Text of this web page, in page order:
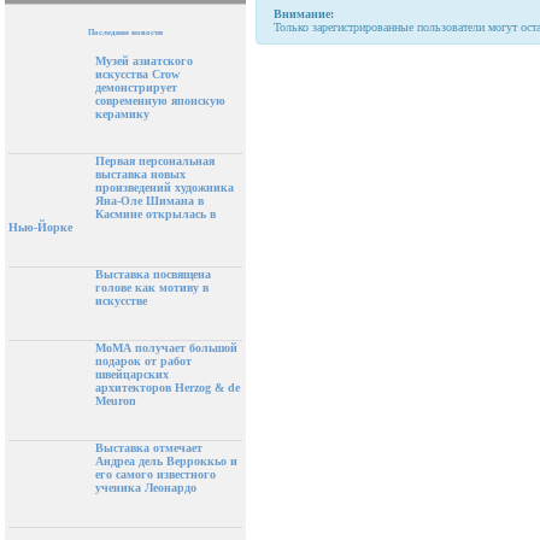
Последние новости
Музей азиатского
искусства Crow
демонстрирует
современную японскую
керамику
Первая персональная
выставка новых
произведений художника
Яна-Оле Шимана в
Касмине открылась в
Нью-Йорке
Выставка посвящена
голове как мотиву в
искусстве
МоМА получает большой
подарок от работ
швейцарских
архитекторов Herzog & de
Meuron
Выставка отмечает
Андреа дель Верроккьо и
его самого известного
ученика Леонардо
Внимание:
Только зарегистрированные пользователи могут